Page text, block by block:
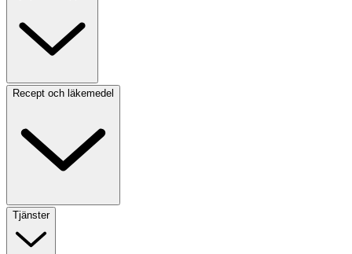
Recept och läkemedel
Tjänster